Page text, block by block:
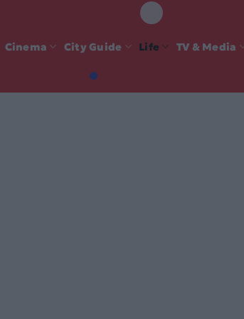
Cinema City Guide Life TV & Media